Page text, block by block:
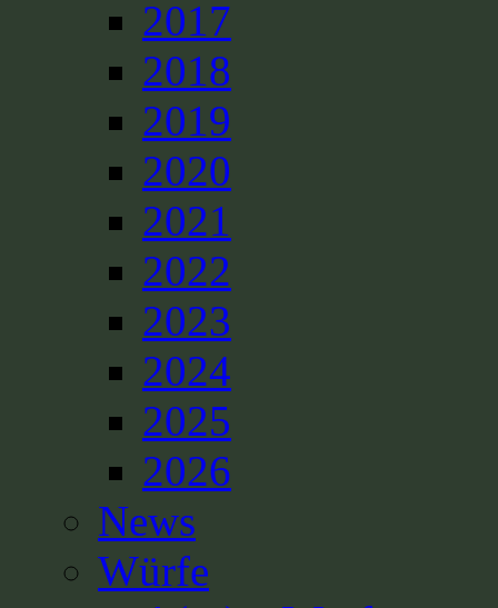
2017
2018
2019
2020
2021
2022
2023
2024
2025
2026
News
Würfe